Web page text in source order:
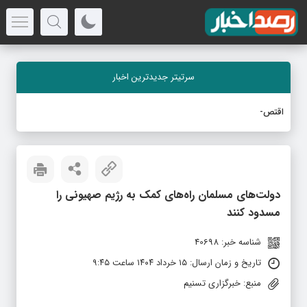
سرتیتر جدیدترین اخبار
اقتصاد مردمی لا
دولت‌های مسلمان راه‌های کمک‌ به رژیم صهیونی را
مسدود کنند
شناسه خبر: 40698
تاریخ و زمان ارسال: ۱۵ خرداد ۱۴۰۴ ساعت ۹:۴۵
منبع: خبرگزاری تسنیم